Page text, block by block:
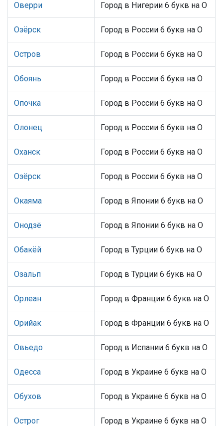
Оверри Город в Нигерии 6 букв на О
Озёрск Город в России 6 букв на О
Остров Город в России 6 букв на О
Обоянь Город в России 6 букв на О
Опочка Город в России 6 букв на О
Олонец Город в России 6 букв на О
Оханск Город в России 6 букв на О
Озёрск Город в России 6 букв на О
Окаяма Город в Японии 6 букв на О
Онодзё Город в Японии 6 букв на О
Обакёй Город в Турции 6 букв на О
Озальп Город в Турции 6 букв на О
Орлеан Город в Франции 6 букв на О
Орийак Город в Франции 6 букв на О
Овьедо Город в Испании 6 букв на О
Одесса Город в Украине 6 букв на О
Обухов Город в Украине 6 букв на О
Острог Город в Украине 6 букв на О